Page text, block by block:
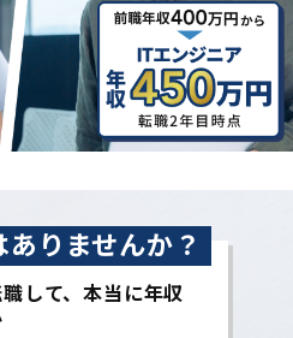
ありませんか？
して、本当に年収